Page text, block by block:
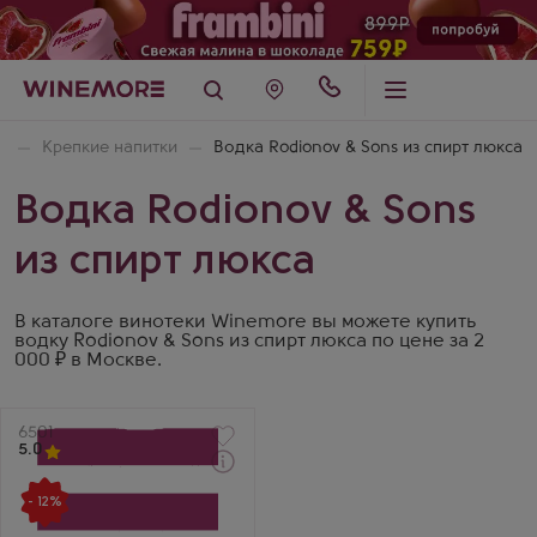
Крепкие напитки Водка Rodionov & Sons из спирт люкса
Водка Rodionov & Sons
из спирт люкса
В каталоге винотеки Winemore вы можете купить
водку Rodionov & Sons из спирт люкса по цене за 2
000 ₽ в Москве.
Артикул
6501
5.0
- 12%
Через 1-2 дня
Водка
Полугар № 4 Honey &